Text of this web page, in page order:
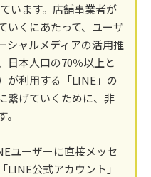
います。店舗事業者が
いくにあたって、ユーザ
シャルメディアの活用推
日本人口の70％以上と
が利用する「LINE」の
繋げていくために、非
ユーザーに直接メッセ
公式アカウント」